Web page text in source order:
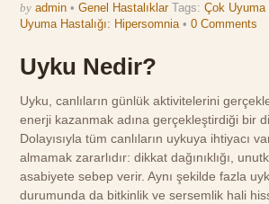
by admin • Genel Hastalıklar Tags:Çok Uyuma
Uyuma Hastalığı: Hipersomnia•0 Comments
Uyku Nedir?
Uyku, canlıların günlük aktivitelerini
enerji kazanmak adına gerçekleştirdiği bir
Dolayısıyla tüm canlıların uykuya ihtiyacı
almamak zararlıdır: dikkat dağınıklığı,
asabiyete sebep verir. Aynı şekilde fazla
durumunda da bitkinlik ve sersemlik hali